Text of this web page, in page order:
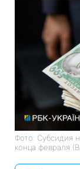
Фото: Субсидия
конца февраля